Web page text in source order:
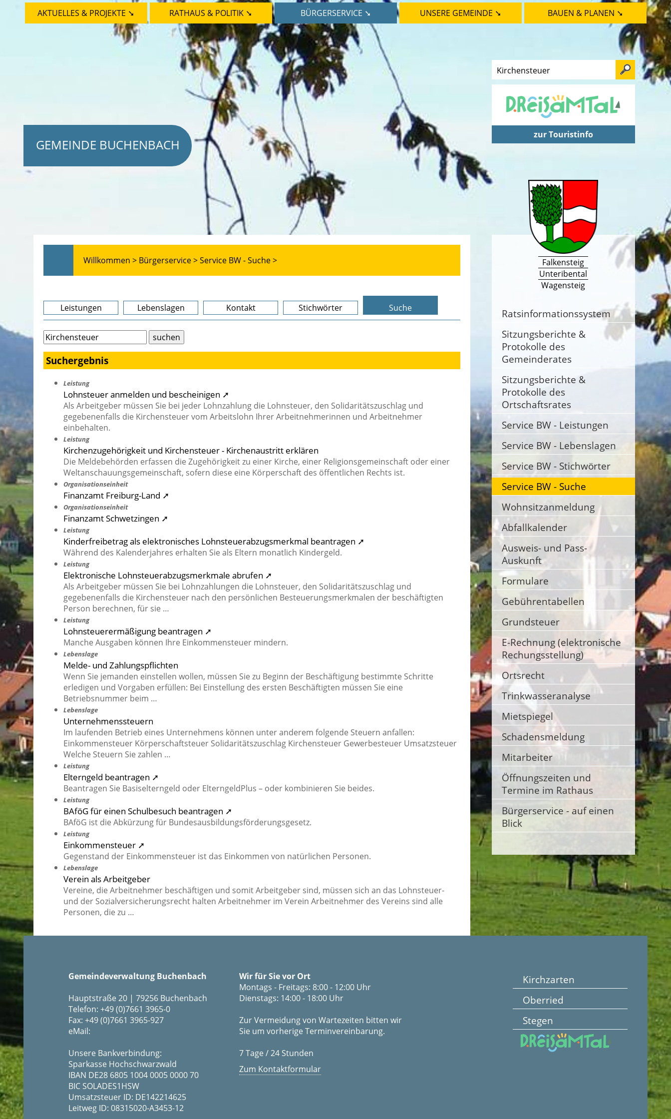
GEMEINDE BUCHENBACH
AKTUELLES & PROJEKTE ➘ RATHAUS & POLITIK ➘ BÜRGERSERVICE ➘ UNSERE GEMEINDE ➘ BAUEN & PLANEN ➘
zur Touristinfo
Willkommen > Bürgerservice >Service BW - Suche >
Leistungen Lebenslagen Kontakt Stichwörter Suche
Suchergebnis
Leistung
Lohnsteuer anmelden und bescheinigen ➚
Als Arbeitgeber müssen Sie bei jeder Lohnzahlung die Lohnsteuer, den Solidaritätszuschlag und
gegebenenfalls die Kirchensteuer vom Arbeitslohn Ihrer Arbeitnehmerinnen und Arbeitnehmer
einbehalten.
Leistung
Kirchenzugehörigkeit und Kirchensteuer - Kirchenaustritt erklären
Die Meldebehörden erfassen die Zugehörigkeit zu einer Kirche, einer Religionsgemeinschaft oder einer
Weltanschauungsgemeinschaft, sofern diese eine Körperschaft des öffentlichen Rechts ist.
Organisationseinheit
Finanzamt Freiburg-Land ➚
Organisationseinheit
Finanzamt Schwetzingen ➚
Leistung
Kinderfreibetrag als elektronisches Lohnsteuerabzugsmerkmal beantragen ➚
Während des Kalenderjahres erhalten Sie als Eltern monatlich Kindergeld.
Leistung
Elektronische Lohnsteuerabzugsmerkmale abrufen ➚
Als Arbeitgeber müssen Sie bei Lohnzahlungen die Lohnsteuer, den Solidaritätszuschlag und
gegebenenfalls die Kirchensteuer nach den persönlichen Besteuerungsmerkmalen der beschäftigten
Person berechnen, für sie …
Leistung
Lohnsteuerermäßigung beantragen ➚
Manche Ausgaben können Ihre Einkommensteuer mindern.
Lebenslage
Melde- und Zahlungspflichten
Wenn Sie jemanden einstellen wollen, müssen Sie zu Beginn der Beschäftigung bestimmte Schritte
erledigen und Vorgaben erfüllen: Bei Einstellung des ersten Beschäftigten müssen Sie eine
Betriebsnummer beim …
Lebenslage
Unternehmenssteuern
Im laufenden Betrieb eines Unternehmens können unter anderem folgende Steuern anfallen:
Einkommensteuer Körperschaftsteuer Solidaritätszuschlag Kirchensteuer Gewerbesteuer Umsatzsteuer
Welche Steuern Sie zahlen …
Leistung
Elterngeld beantragen ➚
Beantragen Sie Basiselterngeld oder ElterngeldPlus – oder kombinieren Sie beides.
Leistung
BAföG für einen Schulbesuch beantragen ➚
BAföG ist die Abkürzung für Bundesausbildungsförderungsgesetz.
Leistung
Einkommensteuer ➚
Gegenstand der Einkommensteuer ist das Einkommen von natürlichen Personen.
Lebenslage
Verein als Arbeitgeber
Vereine, die Arbeitnehmer beschäftigen und somit Arbeitgeber sind, müssen sich an das Lohnsteuer-
und der Sozialversicherungsrecht halten Arbeitnehmer im Verein Arbeitnehmer des Vereins sind alle
Personen, die zu …
Falkensteig
Unteribental
Wagensteig
Ratsinformationssystem
Sitzungsberichte &
Protokolle des
Gemeinderates
Sitzungsberichte &
Protokolle des
Ortschaftsrates
Service BW - Leistungen
Service BW - Lebenslagen
Service BW - Stichwörter
Service BW - Suche
Wohnsitzanmeldung
Abfallkalender
Ausweis- und Pass-
Auskunft
Formulare
Gebührentabellen
Grundsteuer
E-Rechnung (elektronische
Rechungsstellung)
Ortsrecht
Trinkwasseranalyse
Mietspiegel
Schadensmeldung
Mitarbeiter
Öffnungszeiten und
Termine im Rathaus
Bürgerservice - auf einen
Blick
Gemeindeverwaltung Buchenbach
Hauptstraße 20 | 79256 Buchenbach
Telefon: +49 (0)7661 3965-0
Fax: +49 (0)7661 3965-927
eMail:
Unsere Bankverbindung:
Sparkasse Hochschwarzwald
IBAN DE28 6805 1004 0005 0000 70
BIC SOLADES1HSW
Umsatzsteuer ID: DE142214625
Leitweg ID: 08315020-A3453-12
Wir für Sie vor Ort
Montags - Freitags: 8:00 - 12:00 Uhr
Dienstags: 14:00 - 18:00 Uhr
Zur Vermeidung von Wartezeiten bitten wir
Sie um vorherige Terminvereinbarung.
7 Tage / 24 Stunden
Zum Kontaktformular
Kirchzarten
Oberried
Stegen